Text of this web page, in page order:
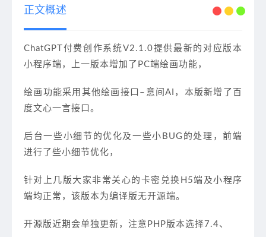
正文概述
ChatGPT付费创作系统V2.1.0提供最新的对应版本
小程序端，上一版本增加了PC端绘画功能，
绘画功能采用其他绘画接口–意间AI，本版新增了百
度文心一言接口。
后台一些小细节的优化及一些小BUG的处理，前端
进行了些小细节优化，
针对上几版大家非常关心的卡密兑换H5端及小程序
端均正常，该版本为编译版无开源端。
开源版近期会单独更新，注意PHP版本选择7.4、